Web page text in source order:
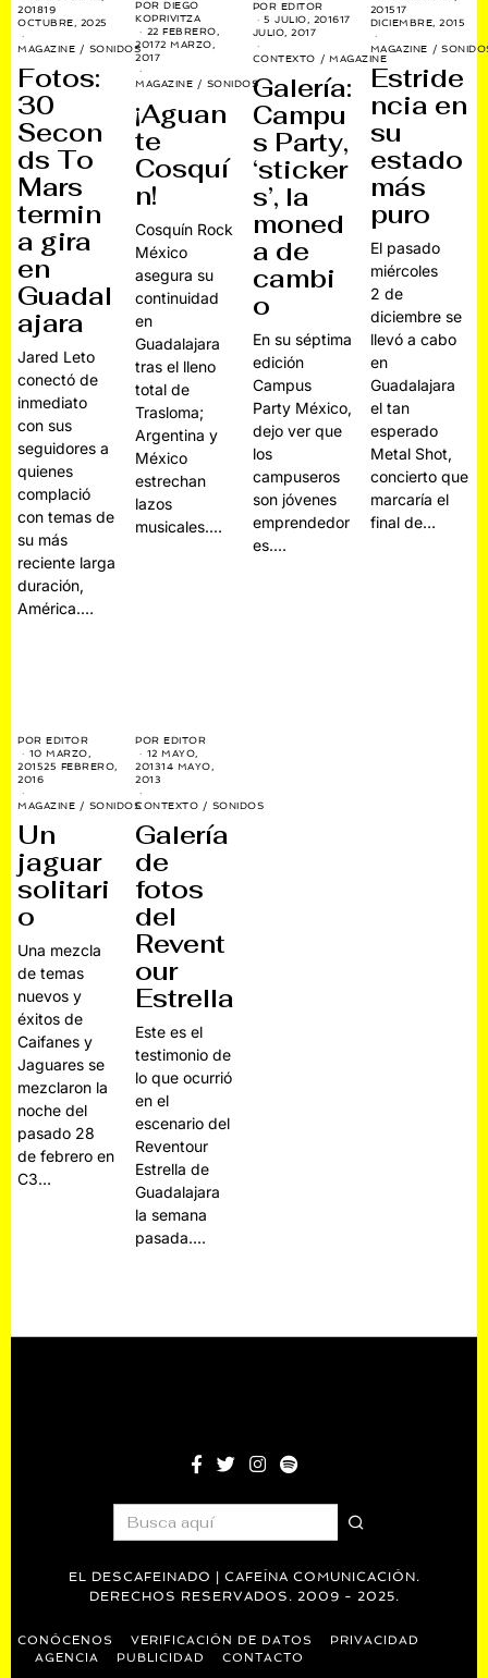
201819
OCTUBRE, 2025
MAGAZINE / SONIDOS
Fotos:
30
Secon
ds To
Mars
termin
a gira
en
Guadal
ajara
Jared Leto
conectó de
inmediato
con sus
seguidores a
quienes
complació
con temas de
su más
reciente larga
duración,
América.…
PORDIEGO
KOPRIVITZA
22 FEBRERO,
20172 MARZO,
2017
MAGAZINE / SONIDOS
¡Aguan
te
Cosquí
n!
Cosquín Rock
México
asegura su
continuidad
en
Guadalajara
tras el lleno
total de
Trasloma;
Argentina y
México
estrechan
lazos
musicales.…
POR EDITOR
5 JULIO, 201617
JULIO, 2017
CONTEXTO / MAGAZINE
Galería:
Campu
s Party,
‘sticker
s’, la
moned
a de
cambi
o
En su séptima
edición
Campus
Party México,
dejo ver que
los
campuseros
son jóvenes
emprendedor
es.…
2015 17
DICIEMBRE, 2015
MAGAZINE /
Estride
ncia en
su
estado
más
puro
El pasado
miércoles
2 de
diciembre se
llevó a cabo
en
Guadalajara
el tan
esperado
Metal Shot,
concierto que
marcaría el
final de…
POREDITOR
10 MARZO,
201525 FEBRERO,
2016
MAGAZINE / SONIDOS
Un
jaguar
solitari
o
Una mezcla
de temas
nuevos y
éxitos de
Caifanes y
Jaguares se
mezclaron la
noche del
pasado 28
de febrero en
C3…
POREDITOR
12 MAYO,
201314 MAYO,
2013
CONTEXTO / SONIDOS
Galería
de
fotos
del
Revent
our
Estrella
Este es el
testimonio de
lo que ocurrió
en el
escenario del
Reventour
Estrella de
Guadalajara
la semana
pasada.…
EL DESCAFEINADO | CAFEÍNA COMUNICACIÓN.
DERECHOS RESERVADOS. 2009 - 2025.
CONÓCENOS VERIFICACIÓN DE DATOS
PRIVACIDAD
AGENCIA
PUBLICIDAD CONTACTO